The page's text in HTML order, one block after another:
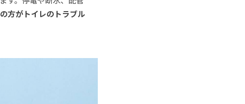
方がトイレのトラブル